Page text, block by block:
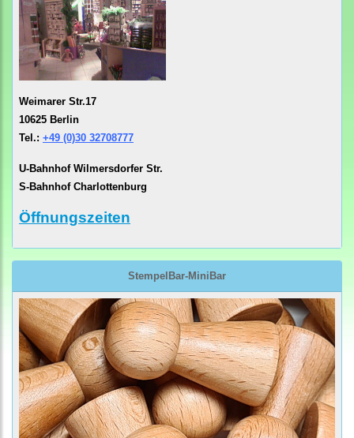
Weimarer Str.17
10625 Berlin
Tel.: +49 (0)30 32708777
U-Bahnhof Wilmersdorfer Str.
S-Bahnhof Charlottenburg
Öffnungszeiten
StempelBar-MiniBar